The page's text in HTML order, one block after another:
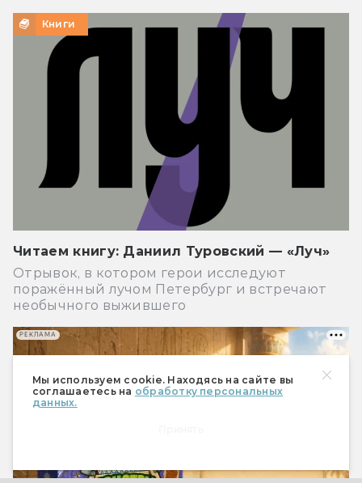
Мы используем cookie. Находясь на сайте вы
соглашаетесь на обработку персональных
данных.
Книги
Читаем книгу: Даниил Туровский — «Луч»
Отрывок, в котором герои исследуют
поражённый лучом Петербург и встречают
необычного выжившего
РЕКЛАМА